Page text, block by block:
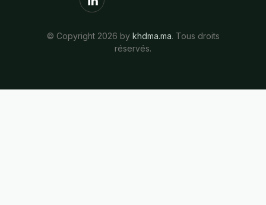
© Copyright 2026 by khdma.ma. Tous droits
réservés.